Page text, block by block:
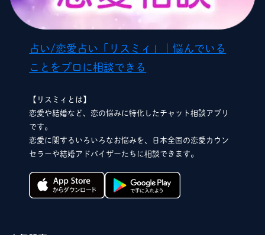
占い/恋愛占い「リスミィ」｜悩んでいる
ことをプロに相談できる
【リスミィとは】
恋愛や結婚など、恋の悩みに特化したチャット相談アプリ
です。
恋愛に関するいろいろなお悩みを、日本全国の恋愛カウン
セラーや結婚アドバイザーたちに相談できます。